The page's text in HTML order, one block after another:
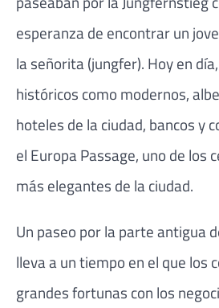
esperanza de encontrar un
la señorita (jungfer). Hoy en
históricos como modernos,
hoteles de la ciudad, bancos y
el Europa Passage, uno de los
más elegantes de la ciudad.
Un paseo por la parte antigua
lleva a un tiempo en el que los
grandes fortunas con los